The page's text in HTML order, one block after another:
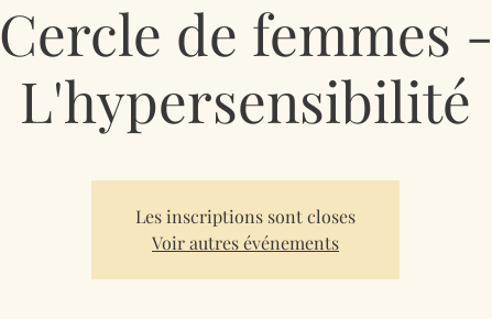
Cercle de femmes -
L'hypersensibilité
Les inscriptions sont closes
Voir autres événements